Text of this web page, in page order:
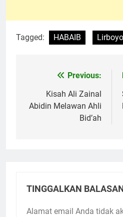
Tagged: HABAIB Lirboyo
NavigasiPrevious:
Kisah Ali Zainal
Abidin Melawan Ahli
Bid’ah
TINGGALKAN BALASAN
Alamat email Anda tidak